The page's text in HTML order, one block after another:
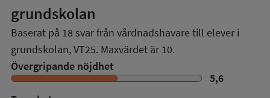
grundskolan
Baserat på 18 svar från vårdnadshavare till elever i
grundskolan,VT25. Maxvärdet är 10.
Övergripande nöjdhet
5,6